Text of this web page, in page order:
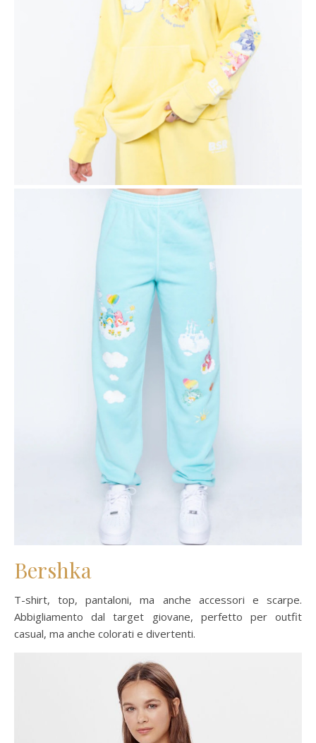
Bershka
T-shirt, top, pantaloni, ma anche accessori e scarpe.
Abbigliamento dal target giovane, perfetto per outfit
casual, ma anche colorati e divertenti.